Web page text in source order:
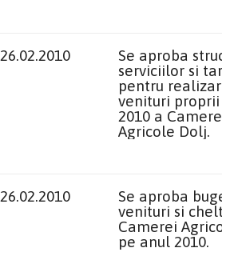
26.02.2010
Se aproba
serviciilor si
pentru
venituri proprii
2010 a Camerei
Agricole Dolj.
26.02.2010
Se aproba
venituri si
Camerei
pe anul 2010.